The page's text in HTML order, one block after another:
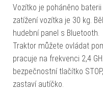
Vozítko je poháněno
zatížení vozítka je 30 kg.
hudební panel s Bluetooth.
Traktor můžete ovládat
pracuje na frekvenci 2,4
bezpečnostní tlačítko
zastaví autíčko.